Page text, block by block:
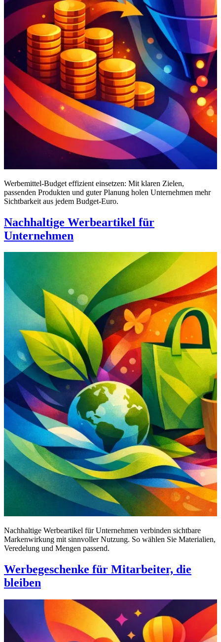
Werbemittel-Budget effizient einsetzen: Mit klaren Zielen,
passenden Produkten und guter Planung holen Unternehmen mehr
Sichtbarkeit aus jedem Budget-Euro.
Nachhaltige Werbeartikel für
Unternehmen
Nachhaltige Werbeartikel für Unternehmen verbinden sichtbare
Markenwirkung mit sinnvoller Nutzung. So wählen Sie Materialien,
Veredelung und Mengen passend.
Werbegeschenke für Mitarbeiter, die
bleiben